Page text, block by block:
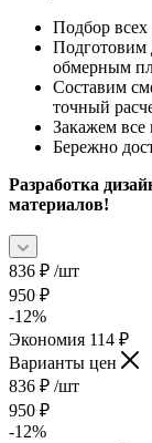
Подбор всех
Подготовим
обмерным
Составим
точный
Закажем все
Бережно
Разработка
материалов!
836 ₽ /шт
950 ₽
-12%
Экономия 114 ₽
Варианты цен
836 ₽ /шт
950 ₽
-12%